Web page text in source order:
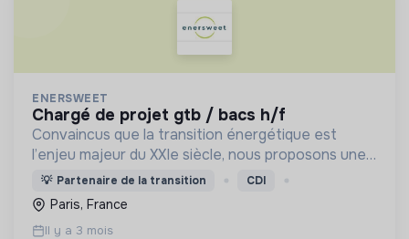
ENERSWEET
chargé de projet gtb / bacs h/f
Convaincus que la transition énergétique est
l’enjeu majeur du XXIe siècle, nous proposons une
approche transverse pour améliorer l’efficacité
des bâtiments et réduire ainsi leur empreinte
carbone..
💡 Partenaire de la transition CDI
Paris, France
Il y a 3 mois